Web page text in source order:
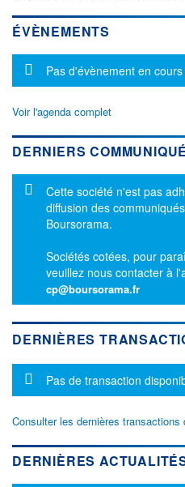
ÉVÈNEMENTS
Message d'information
Pas d'évènement en cours
Voir l'agenda complet
DERNIERS
Message d'information
Cette société n'est pas
diffusion des
Boursorama.
Sociétés cotées, pour
veuillez nous contacter à
cp@boursorama.fr
DERNIÈRES
Message d'information
Pas de transaction
Consulter les dernières transactions
DERNIÈRES